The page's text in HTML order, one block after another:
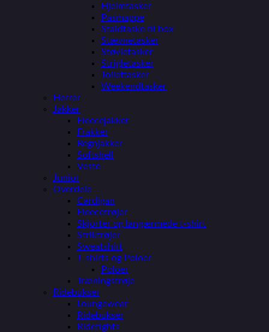
Hjelmtasker
Pasmappe
Staldtaske til box
Stævnetasker
Støvletasker
Strigletasker
Toilettasker
Weekendtasker
Herrer
Jakker
Fleecejakker
Frakker
Regnjakker
Softshell
Veste
Junior
Overdele
Cardigan
Fleecetrøjer
Skjorter og langærmede t-shirt
Striktrøjer
Sweatshirt
T-shirts og Poloer
Poloer
Træningstrøje
Ridebukser
Loungewear
Ridebukser
Ridetights